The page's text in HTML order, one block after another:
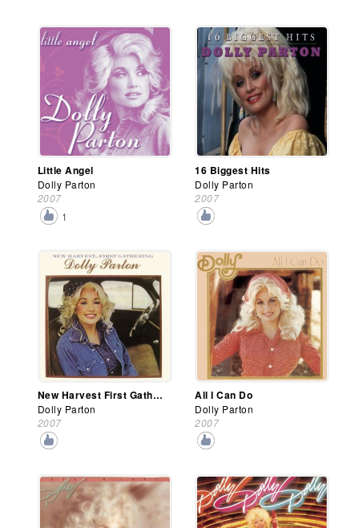
Little Angel
Dolly Parton
2007
1
16 Biggest Hits
Dolly Parton
2007
New Harvest First Gathering
Dolly Parton
2007
All I Can Do
Dolly Parton
2007